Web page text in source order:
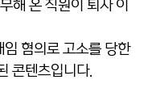
해 온 직원이 퇴사 이
혐의로 고소를 당한
콘텐츠입니다.